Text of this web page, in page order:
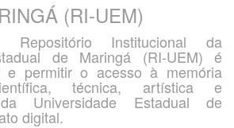
(RI-UEM)
Institucional da
de Maringá (RI-UEM) é
e permitir o acesso à memória
técnica, artística e
Universidade Estadual de
digital.